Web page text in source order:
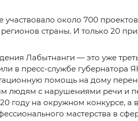
участвовало около 700
регионов страны. И только 20
Лабытнанги — это уже
в пресс-службе губернатора
помощь на дому
людям с нарушениями речи и
году на окружном конкурсе, а
мастерства в